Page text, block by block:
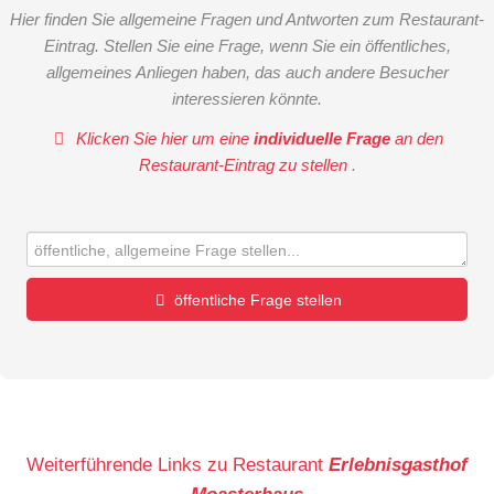
Hier finden Sie allgemeine Fragen und Antworten zum Restaurant-
Eintrag. Stellen Sie eine Frage, wenn Sie ein öffentliches,
allgemeines Anliegen haben, das auch andere Besucher
interessieren könnte.
Klicken Sie hier um eineindividuelle Frage an den
Restaurant-Eintrag zu stellen .
öffentliche Frage stellen
Weiterführende Links zu Restaurant Erlebnisgasthof